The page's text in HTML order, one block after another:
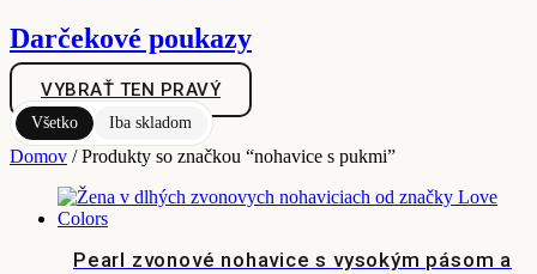
Darčekové poukazy
VYBRAŤ TEN PRAVÝ
Všetko Iba skladom
Domov / Produkty so značkou “nohavice s pukmi”
Pearl zvonové nohavice s vysokým pásom a